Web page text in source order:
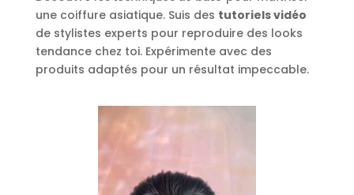
une coiffure asiatique. Suis des tutoriels vidéo
de stylistes experts pour reproduire des looks
tendance chez toi. Expérimente avec des
produits adaptés pour un résultat impeccable.